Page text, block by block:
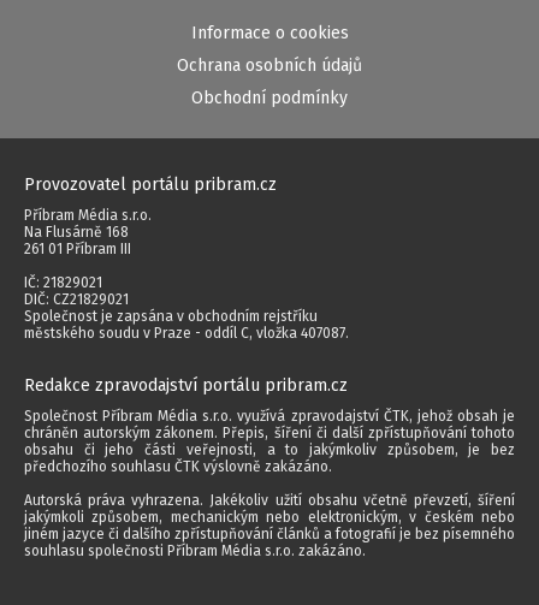
Informace o cookies
Ochrana osobních údajů
Obchodní podmínky
Provozovatel portálu pribram.cz
Příbram Média s.r.o.
Na Flusárně 168
261 01 Příbram III
IČ: 21829021
DIČ: CZ21829021
Společnost je zapsána v obchodním rejstříku
městského soudu v Praze - oddíl C, vložka 407087.
Redakce zpravodajství portálu pribram.cz
Společnost Příbram Média s.r.o. využívá zpravodajství ČTK, jehož obsah je
chráněn autorským zákonem. Přepis, šíření či další zpřístupňování tohoto
obsahu či jeho části veřejnosti, a to jakýmkoliv způsobem, je bez
předchozího souhlasu ČTK výslovně zakázáno.
Autorská práva vyhrazena. Jakékoliv užití obsahu včetně převzetí, šíření
jakýmkoli způsobem, mechanickým nebo elektronickým, v českém nebo
jiném jazyce či dalšího zpřístupňování článků a fotografií je bez písemného
souhlasu společnosti Příbram Média s.r.o. zakázáno.